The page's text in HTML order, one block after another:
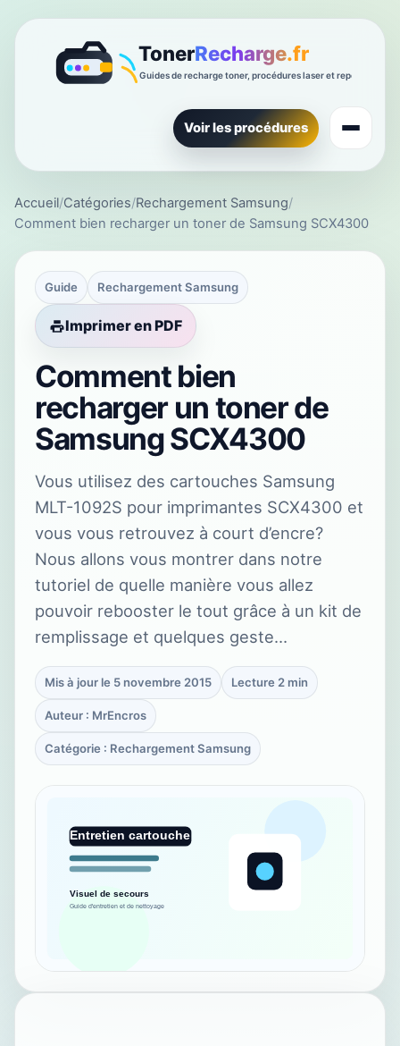
Voir les procédures
Accueil/Catégories/Rechargement Samsung/
Comment bien recharger un toner de Samsung SCX4300
Guide Rechargement Samsung
Imprimer en PDF
Comment bien
recharger un toner de
Samsung SCX4300
Vous utilisez des cartouches Samsung
MLT-1092S pour imprimantes SCX4300 et
vous vous retrouvez à court d’encre?
Nous allons vous montrer dans notre
tutoriel de quelle manière vous allez
pouvoir rebooster le tout grâce à un kit de
remplissage et quelques geste…
Mis à jour le 5 novembre 2015 Lecture 2 min
Auteur : MrEncros
Catégorie : Rechargement Samsung